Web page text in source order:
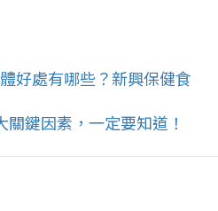
好處有哪些？新興保健食
鍵因素，一定要知道！